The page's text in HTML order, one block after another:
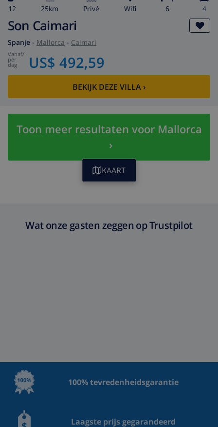
12 25km privé wifi 6 4
Son Caimari
Spanje - Mallorca - Caimari
vanaf/
per
dag US$ 492,59
BEKIJK DEZE VILLA ›
Toon meer resultaten voor Mallorca
›
KAART
Wat onze gasten zeggen op Trustpilot
100% tevredenheidsgarantie
Laagste prijs gegarandeerd